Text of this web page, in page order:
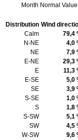
Month Normal
Distribution Wind
Calm
79,4
N-NE
4,0
NE
7,9
E-NE
29,3
E
11,3
E-SE
5,0
SE
3,9
S-SE
1,0
S
1,8
S-SW
5,1
SW
4,5
W-SW
9,6